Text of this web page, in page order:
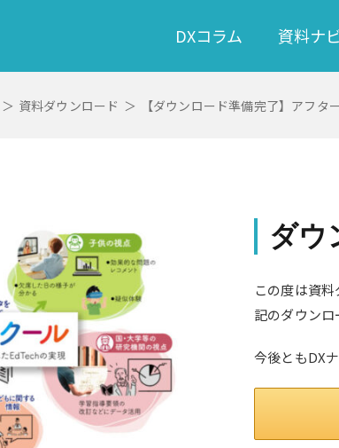
DXコラム 資料ナ
＞ 資料ダウンロード ＞ 【ダウンロード準備完了】アフタ
ダウ
この度は資
記のダウンロ
今後ともDX